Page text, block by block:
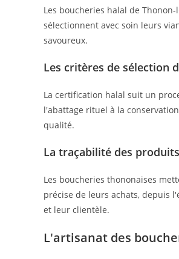
Les boucheries halal de
sélectionnent avec soin leurs
savoureux.
Les critères de sélection
La certification halal suit un
l'abattage rituel à la
qualité.
La traçabilité des
Les boucheries thononaises
précise de leurs achats, depuis
et leur clientèle.
L'artisanat des